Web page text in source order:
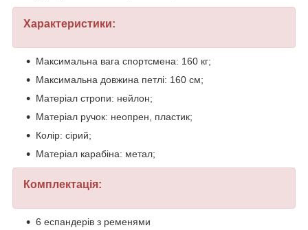
Характеристики:
Максимальна вага спортсмена: 160 кг;
Максимальна довжина петлі: 160 см;
Матеріал стропи: нейлон;
Матеріал ручок: неопрен, пластик;
Колір: сірий;
Матеріал карабіна: метал;
Комплектація:
6 еспандерів з ременями